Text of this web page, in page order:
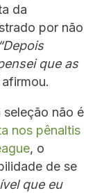
da
por não
“Depois
que as
afirmou.
não é
nos pênaltis
, o
de se
que eu